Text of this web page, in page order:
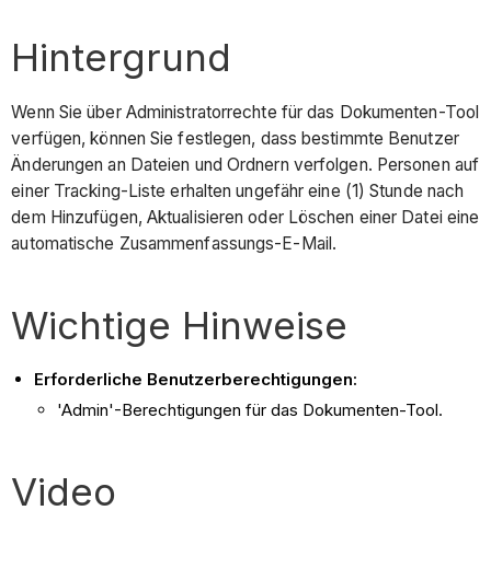
Hintergrund
Wenn Sie über Administratorrechte für das Dokumenten-Tool
verfügen, können Sie festlegen, dass bestimmte Benutzer
Änderungen an Dateien und Ordnern verfolgen. Personen auf
einer Tracking-Liste erhalten ungefähr eine (1) Stunde nach
dem Hinzufügen, Aktualisieren oder Löschen einer Datei eine
automatische Zusammenfassungs-E-Mail.
Wichtige Hinweise
Erforderliche Benutzerberechtigungen:
'Admin'-Berechtigungen für das Dokumenten-Tool.
Video